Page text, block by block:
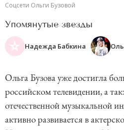
Соцсети Ольги Бузовой
Упомянутые звезды
Надежда Бабкина
Ольга Бузова уже достигла
российском телевидении, а
отечественной музыкальной
активно развивается в